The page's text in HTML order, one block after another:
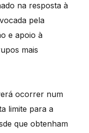
na resposta à
pela
e apoio à
mais
ocorrer num
limite para a
que obtenham